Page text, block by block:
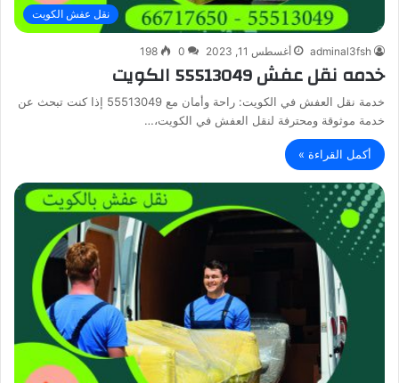
نقل عفش الكويت
adminal3fsh أغسطس 11, 2023 0
198
خدمه نقل عفش 55513049 الكويت
خدمة نقل العفش في الكويت: راحة وأمان مع 55513049 إذا كنت تبحث عن
خدمة موثوقة ومحترفة لنقل العفش في الكويت،…
أكمل القراءة »